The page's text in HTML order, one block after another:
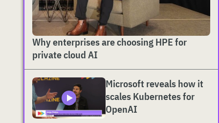
Why enterprises are choosing HPE for
private cloud AI
Microsoft reveals how it
scales Kubernetes for
OpenAI